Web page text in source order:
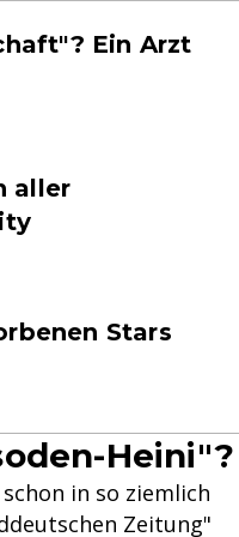
Ein Arzt
aller
Stars
Heini"?
in so ziemlich
Zeitung"